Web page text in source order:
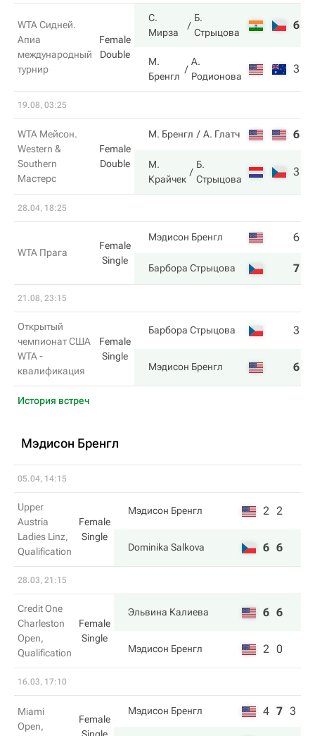
WTA Сидней.
Апиа
международный
турнир
Female
Double
С.
Мирза
Б.
Стрыцова
6
М.
Бренгл
А.
Родионова
3
19.08, 03:25
WTA Мейсон.
Western &
Southern
Мастерс
Female
Double
М. Бренгл А. Глатч 6
М.
Крайчек
Б.
Стрыцова
3
28.04, 18:25
WTA Прага
Female
Single
Мэдисон Бренгл 6
Барбора Стрыцова 7
21.08, 23:15
Открытый
чемпионат США
WTA -
квалификация
Female
Single
Барбора Стрыцова 3
Мэдисон Бренгл 6
История встреч
Мэдисон Бренгл
05.04, 14:15
Upper
Austria
Ladies Linz,
Qualification
Female
Single
Мэдисон Бренгл 2 2
Dominika Salkova 6 6
28.03, 21:15
Credit One
Charleston
Open,
Qualification
Female
Single
Эльвина Калиева 6 6
Мэдисон Бренгл 2 0
16.03, 17:10
Miami
Open,
Female
Мэдисон Бренгл 4 7 3